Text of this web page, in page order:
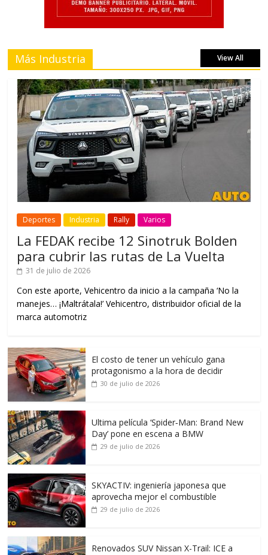
Más Industria View All
Deportes Industria Rally Varios
La FEDAK recibe 12 Sinotruk Bolden
para cubrir las rutas de La Vuelta
31 de julio de 2026
Con este aporte, Vehicentro da inicio a la campaña ‘No la
manejes… ¡Maltrátala!’ Vehicentro, distribuidor oficial de la
marca automotriz
El costo de tener un vehículo gana
protagonismo a la hora de decidir
30 de julio de 2026
Ultima película ‘Spider‑Man: Brand New
Day’ pone en escena a BMW
29 de julio de 2026
SKYACTIV: ingeniería japonesa que
aprovecha mejor el combustible
29 de julio de 2026
Renovados SUV Nissan X-Trail: ICE a